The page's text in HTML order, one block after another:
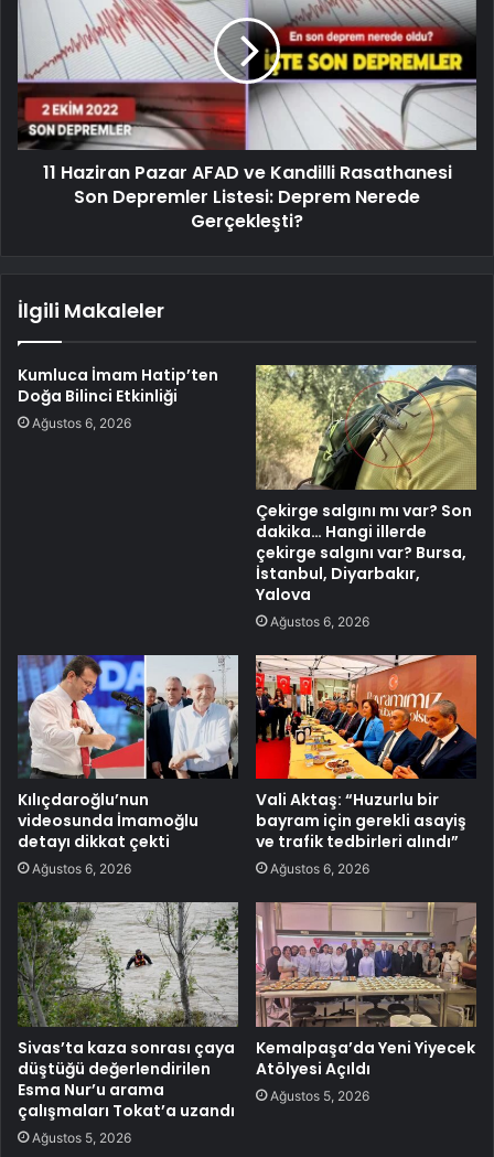
11 Haziran Pazar AFAD ve Kandilli Rasathanesi
Son Depremler Listesi: Deprem Nerede
Gerçekleşti?
İlgili Makaleler
Kumluca İmam Hatip’ten
Doğa Bilinci Etkinliği
Ağustos 6, 2026
Çekirge salgını mı var? Son
dakika… Hangi illerde
çekirge salgını var? Bursa,
İstanbul, Diyarbakır,
Yalova
Ağustos 6, 2026
Kılıçdaroğlu’nun
videosunda İmamoğlu
detayı dikkat çekti
Ağustos 6, 2026
Vali Aktaş: “Huzurlu bir
bayram için gerekli asayiş
ve trafik tedbirleri alındı”
Ağustos 6, 2026
Sivas’ta kaza sonrası çaya
düştüğü değerlendirilen
Esma Nur’u arama
çalışmaları Tokat’a uzandı
Ağustos 5, 2026
Kemalpaşa’da Yeni Yiyecek
Atölyesi Açıldı
Ağustos 5, 2026